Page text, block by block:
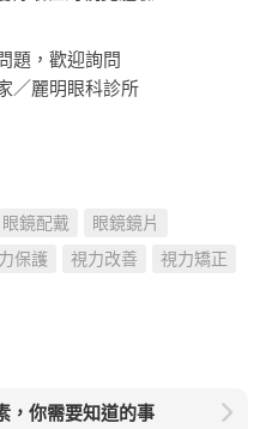
題，歡迎詢問
／麗明眼科診所
眼鏡配戴
眼鏡鏡片
保護 視力改善
視力矯正
，你需要知道的事